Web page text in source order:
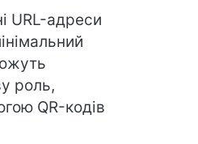
URL-адреси
роль,
QR-кодів